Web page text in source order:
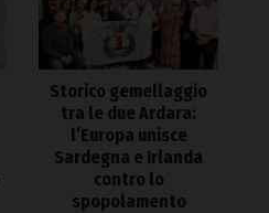
Storico gemellaggio
tra le due Ardara:
l’Europa unisce
Sardegna e Irlanda
contro lo
spopolamento